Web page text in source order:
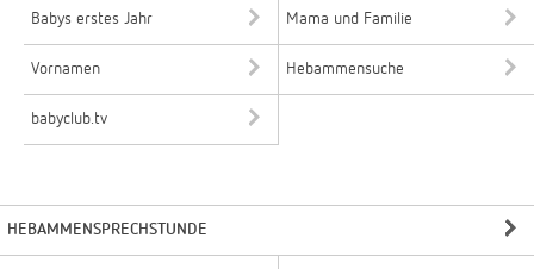
Babys erstes Jahr Mama und Familie
Vornamen Hebammensuche
babyclub.tv
HEBAMMENSPRECHSTUNDE